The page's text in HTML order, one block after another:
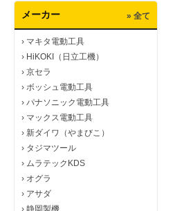
メーカー » 全て
› マキタ電動工具
› HiKOKI（日立工機）
› 京セラ
› ボッシュ電動工具
› パナソニック電動工具
› マックス電動工具
› 新ダイワ（やまびこ）
› タジマツール
› ムラテックKDS
› オグラ
› アサダ
› 静岡製機